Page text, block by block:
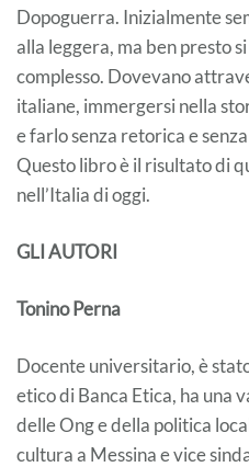
Dopoguerra. Inizialmente
alla leggera, ma ben presto
complesso. Dovevano
italiane, immergersi nella
e farlo senza retorica e
Questo libro è il risultato di
nell’Italia di oggi.
GLI AUTORI
Tonino Perna
Docente universitario, è
etico di Banca Etica, ha una
delle Ong e della politica
cultura a Messina e vice